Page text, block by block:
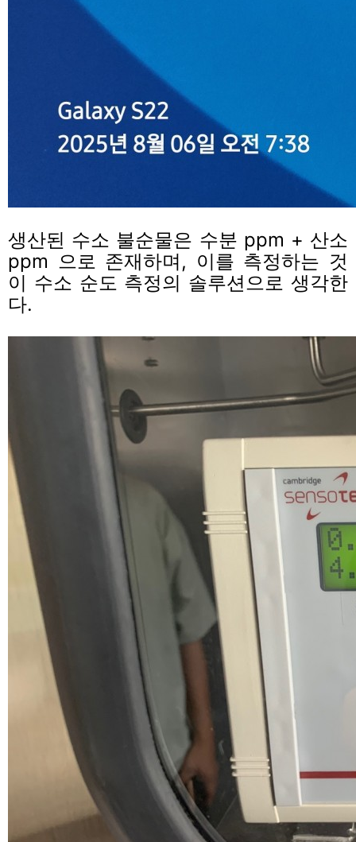
생산된 수소 불순물은 수분 ppm + 산소
ppm 으로 존재하며, 이를 측정하는 것
이 수소 순도 측정의 솔루션으로 생각한
다.